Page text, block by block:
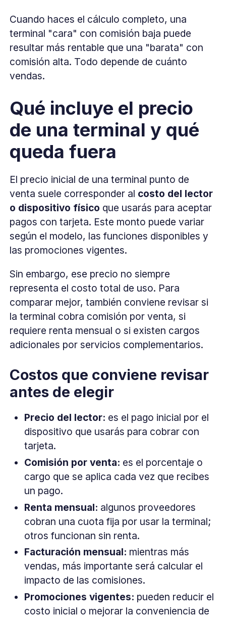
Cuando haces el cálculo completo, una
terminal "cara" con comisión baja puede
resultar más rentable que una "barata" con
comisión alta. Todo depende de cuánto
vendas.
Qué incluye el precio
de una terminal y qué
queda fuera
El precio inicial de una terminal punto de
venta suele corresponder al costo del lector
o dispositivo físico que usarás para aceptar
pagos con tarjeta. Este monto puede variar
según el modelo, las funciones disponibles y
las promociones vigentes.
Sin embargo, ese precio no siempre
representa el costo total de uso. Para
comparar mejor, también conviene revisar si
la terminal cobra comisión por venta, si
requiere renta mensual o si existen cargos
adicionales por servicios complementarios.
Costos que conviene revisar
antes de elegir
Precio del lector: es el pago inicial por el
dispositivo que usarás para cobrar con
tarjeta.
Comisión por venta: es el porcentaje o
cargo que se aplica cada vez que recibes
un pago.
Renta mensual: algunos proveedores
cobran una cuota fija por usar la terminal;
otros funcionan sin renta.
Facturación mensual: mientras más
vendas, más importante será calcular el
impacto de las comisiones.
Promociones vigentes: pueden reducir el
costo inicial o mejorar la conveniencia de